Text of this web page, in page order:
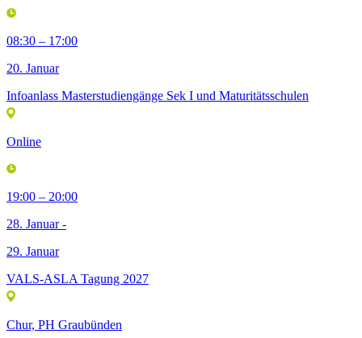
08:30 – 17:00
20. Januar
Infoanlass Masterstudiengänge Sek I und Maturitätsschulen
Online
19:00 – 20:00
28. Januar -
29. Januar
VALS-ASLA Tagung 2027
Chur, PH Graubünden